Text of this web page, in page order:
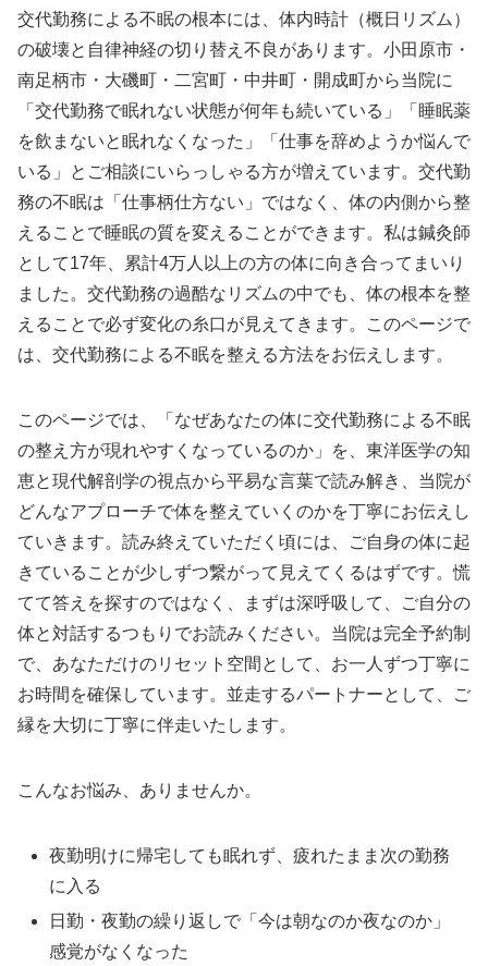
交代勤務による不眠の根本には、体内時計（概日リズム）
の破壊と自律神経の切り替え不良があります。小田原市・
南足柄市・大磯町・二宮町・中井町・開成町から当院に
「交代勤務で眠れない状態が何年も続いている」「睡眠薬
を飲まないと眠れなくなった」「仕事を辞めようか悩んで
いる」とご相談にいらっしゃる方が増えています。交代勤
務の不眠は「仕事柄仕方ない」ではなく、体の内側から整
えることで睡眠の質を変えることができます。私は鍼灸師
として17年、累計4万人以上の方の体に向き合ってまいり
ました。交代勤務の過酷なリズムの中でも、体の根本を整
えることで必ず変化の糸口が見えてきます。このページで
は、交代勤務による不眠を整える方法をお伝えします。
このページでは、「なぜあなたの体に交代勤務による不眠
の整え方が現れやすくなっているのか」を、東洋医学の知
恵と現代解剖学の視点から平易な言葉で読み解き、当院が
どんなアプローチで体を整えていくのかを丁寧にお伝えし
ていきます。読み終えていただく頃には、ご自身の体に起
きていることが少しずつ繋がって見えてくるはずです。慌
てて答えを探すのではなく、まずは深呼吸して、ご自分の
体と対話するつもりでお読みください。当院は完全予約制
で、あなただけのリセット空間として、お一人ずつ丁寧に
お時間を確保しています。並走するパートナーとして、ご
縁を大切に丁寧に伴走いたします。
こんなお悩み、ありませんか。
夜勤明けに帰宅しても眠れず、疲れたまま次の勤務
に入る
日勤・夜勤の繰り返しで「今は朝なのか夜なのか」
感覚がなくなった